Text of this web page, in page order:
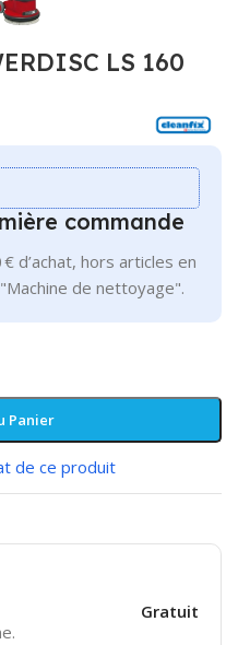
LS 160
commande
d’achat, hors articles en
de nettoyage".
Panier
de ce produit
Gratuit